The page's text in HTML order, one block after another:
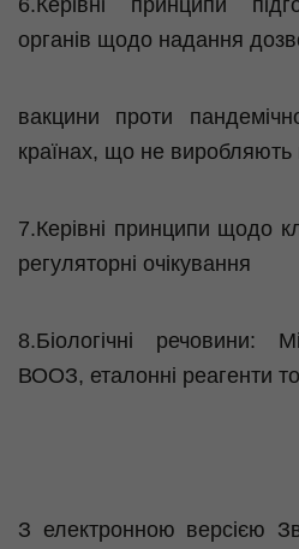
6.Керівні принципи
органів щодо надання
вакцини проти
країнах, що не виробляють
7.Керівні принципи щодо
регуляторні очікування
8.Біологічні речовини:
ВООЗ, еталонні реагенти
З електронною версією